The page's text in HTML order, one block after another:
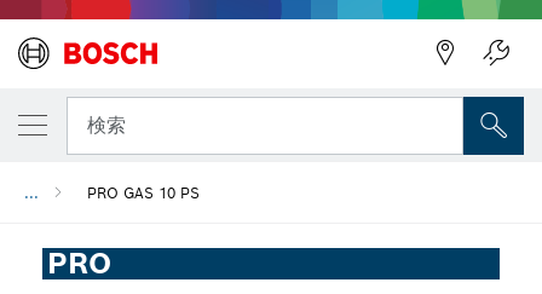
検索
... PRO GAS 10 PS
PRO